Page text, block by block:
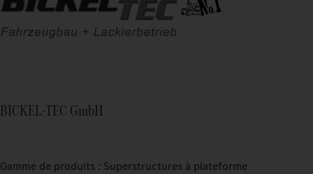
BICKEL-TEC GmbH
Gamme de produits : Superstructures à plateforme